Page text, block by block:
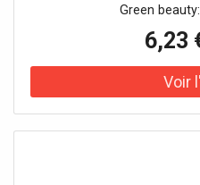
Green
6,23